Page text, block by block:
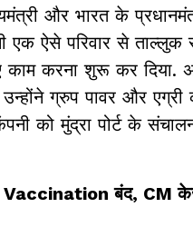
और भारत के
एक ऐसे परिवार से
करना शुरू कर दिया.
उन्होंने ग्रुप पावर और
को मुंद्रा पोर्ट के
बंद, CM